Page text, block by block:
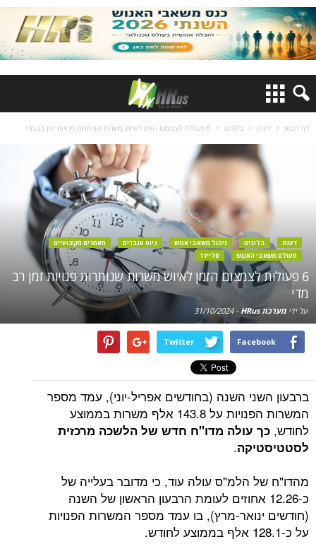
דף הבית דעות בלוגים 6 פעולות לצמצום הזמן לאיוש משרות שנותרות פנויות זמן רב מדי
דעות בלוגים ניהול משאבי אנוש גיוס עובדים
מאמרים מקצועיים
מעולם משאבי האנוש
סליידר
6 פעולות לצמצום הזמן לאיוש משרות שנותרות פנויות זמן רב
מדי
על ידי מערכת HRus -
31/10/2024
Facebook
Twitter
ברבעון השני השנה (בחודשים אפריל-יוני), עמד מספר
המשרות הפנויות על 143.8 אלף משרות בממוצע
לחודש, כך עולה מדו"ח חדש של הלשכה מרכזית
לסטטיסטיקה.
מהדו"ח של הלמ"ס עולה עוד, כי מדובר בעלייה של
כ-12.26 אחוזים לעומת הרבעון הראשון של השנה
(חודשים ינואר-מרץ), בו עמד מספר המשרות הפנויות
על כ-128.1 אלף בממוצע לחודש.